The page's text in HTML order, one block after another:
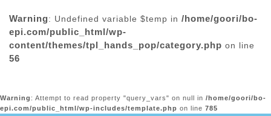
Warning: Undefined variable $temp in /home/goori/bo-
epi.com/public_html/wp-
content/themes/tpl_hands_pop/category.php on line
56
Warning : Attempt to read property "query_vars" on null in /home/goori/bo-
epi.com/public_html/wp-includes/template.php on line 785